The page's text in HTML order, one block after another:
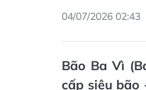
04/07/2026 02:43
Bão Ba Vì
cấp siêu bão